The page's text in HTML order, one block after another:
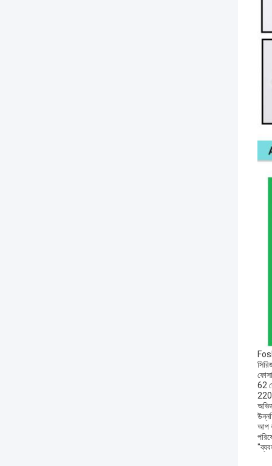
62
220
আপ